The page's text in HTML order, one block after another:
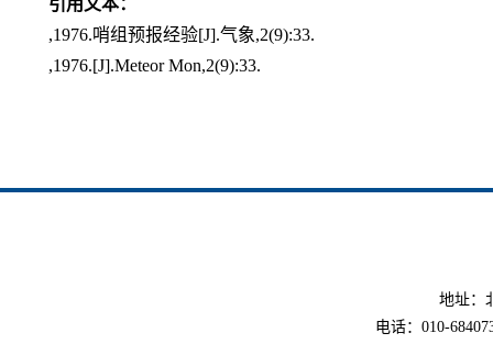
引用文本：
,1976.哨组预报经验[J].气象,2(9):33.
,1976.[J].Meteor Mon,2(9):33.
地址：
电话：010-